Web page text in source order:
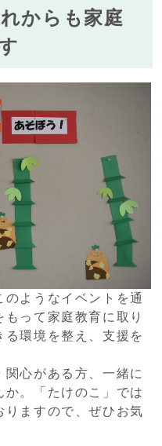
からも家庭
ようなイベントを通
って家庭教育に取り
環境を整え、支援を
心がある方、一緒に
か。「たけのこ」では
りますので、ぜひお気